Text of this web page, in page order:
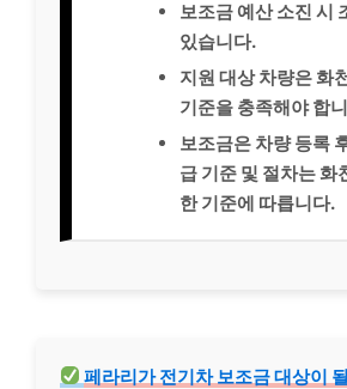
보조금 예산 소진 시
있습니다.
지원 대상 차량은 화
기준을 충족해야 합
보조금은 차량 등록
급 기준 및 절차는 화
한 기준에 따릅니다.
페라리가 전기차 보조금 대상이